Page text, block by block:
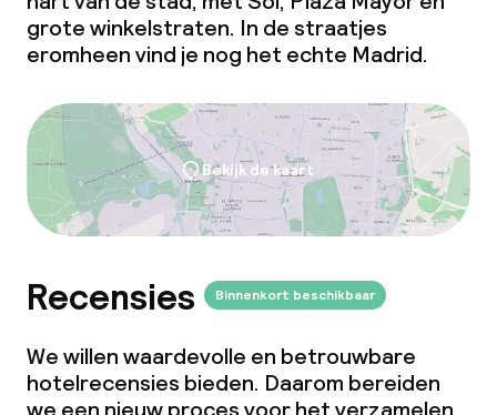
grote winkelstraten. In de straatjes
eromheen vind je nog het echte Madrid.
Bekijk de kaart
Recensies Binnenkort beschikbaar
We willen waardevolle en betrouwbare
hotelrecensies bieden. Daarom bereiden